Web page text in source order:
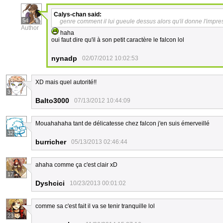
54
Author
Calys-chan said:
genre comment il lui gueule dessus alors qu'il donne
haha
oui faut dire qu'il à son petit caractère le falcon lol
nynadp 02/07/2012 10:02:53
3
XD mais quel autorité!!
Balto3000 07/13/2012 10:44:09
32
Mouahahaha tant de délicatesse chez falcon j'en suis émerveillé
burricher 05/13/2013 02:46:44
17
ahaha comme ça c'est clair xD
Dyshcici 10/23/2013 00:01:02
23
comme sa c'est fait il va se tenir tranquille lol